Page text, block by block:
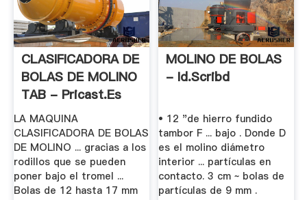
CLASIFICADORA DE
BOLAS DE MOLINO
TAB - Pricast.es
LA MAQUINA
CLASIFICADORA DE BOLAS
DE MOLINO ... gracias a los
rodillos que se pueden
poner bajo el tromel ...
Bolas de 12 hasta 17 mm
MOLINO DE BOLAS
- Id.scribd
• 12 "de hierro fundido
tambor F ... bajo . Donde D
es el molino diámetro
interior ... partículas en
contacto. 3 cm ~ bolas de
partículas de 9 mm .